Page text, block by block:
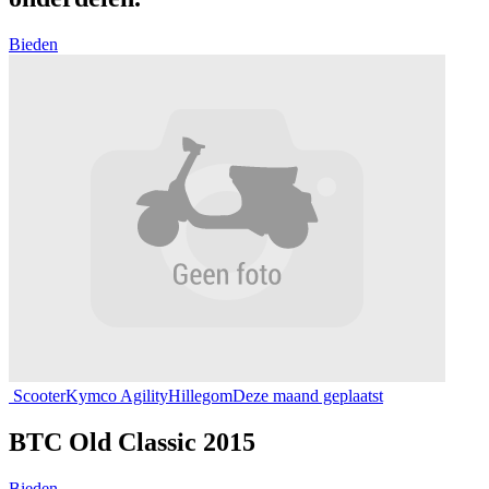
Bieden
ScooterKymco AgilityHillegomDeze maand geplaatst
BTC Old Classic 2015